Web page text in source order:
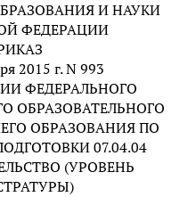
И НАУКИ
ФЕДЕРАЦИИ
2015 г. N 993
ФЕДЕРАЛЬНОГО
ОБРАЗОВАТЕЛЬНОГО
ОБРАЗОВАНИЯ ПО
07.04.04
(УРОВЕНЬ